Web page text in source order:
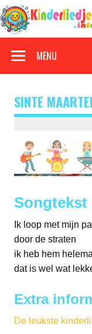
Doorgaan
naar
inhoud
MENU
SINTE
Songtekst
Ik loop met mijn
door de straten
ik heb hem
dat is wel wat
Extra
De leukste